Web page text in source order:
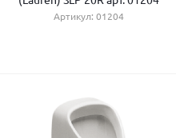
Артикул: 01204